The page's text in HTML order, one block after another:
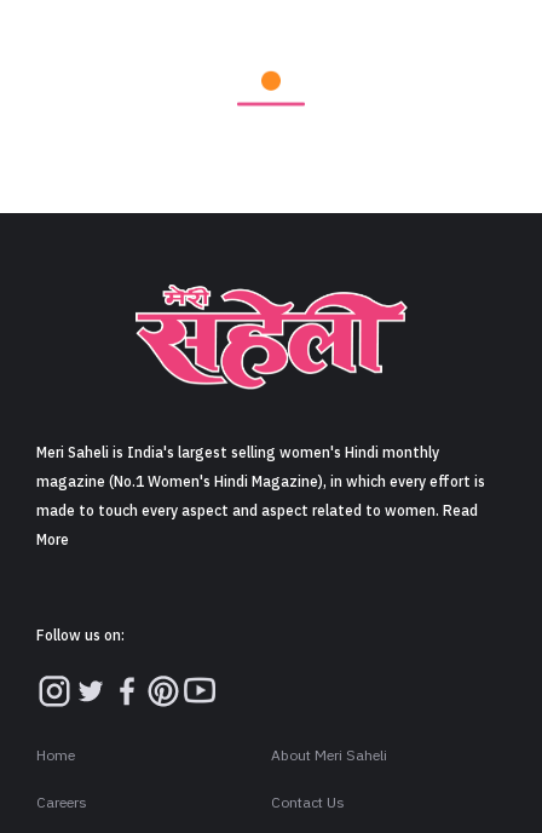
Meri Saheli is India's largest selling women's Hindi monthly
magazine (No.1 Women's Hindi Magazine), in which every effort is
made to touch every aspect and aspect related to women. Read
More
Follow us on:
Home About Meri Saheli
Careers Contact Us